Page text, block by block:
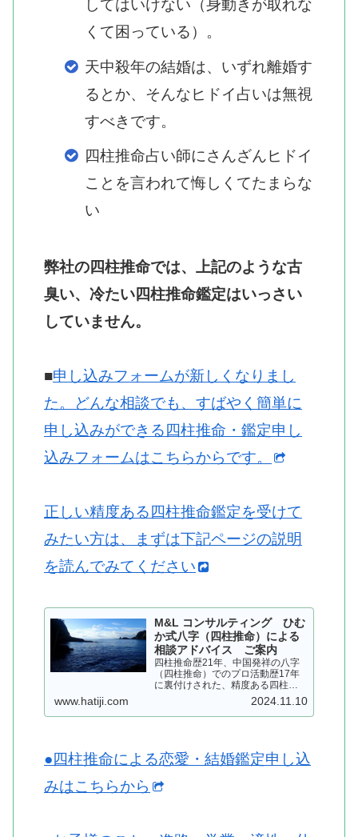
してはいけない（身動きが取れな
くて困っている）。
天中殺年の結婚は、いずれ離婚す
るとか、そんなヒドイ占いは無視
すべきです。
四柱推命占い師にさんざんヒドイ
ことを言われて悔しくてたまらな
い
弊社の四柱推命では、上記のような古
臭い、冷たい四柱推命鑑定はいっさい
していません。
■申し込みフォームが新しくなりまし
た。どんな相談でも、すばやく簡単に
申し込みができる四柱推命・鑑定申し
込みフォームはこちらからです。
正しい精度ある四柱推命鑑定を受けて
みたい方は、まずは下記ページの説明
を読んでみてください
M&L コンサルティング ひむ
か式八字（四柱推命）による
相談アドバイス ご案内
四柱推命歴21年、中国発祥の八字
（四柱推命）でのプロ活動歴17年
に裏付けされた、精度ある四柱推
命を用いて、皆さまにアドバイス
いたします。個人情報は厳守いた
します…
www.hatiji.com 2024.11.10
●四柱推命による恋愛・結婚鑑定申し込
みはこちらから